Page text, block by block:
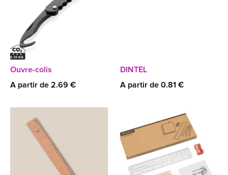
Ouvre-colis
A partir de 2.69 €
DINTEL
A partir de 0.81 €